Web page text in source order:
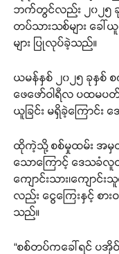
ဘက်တွင်လည်း ၂၀၂၅
တပ်သားသစ်များ ခေါ်ယူ
များ ပြုလုပ်ခဲ့သည်။
ယမန်နှစ် ၂၀၂၅ ခုနှစ်
ဖေဖော်ဝါရီလ ပထမပ
ယူခြင်း မရှိခဲ့ကြောင်း
ထိုကဲ့သို့ စစ်မှုထမ်း အမှတ်
သောကြောင့် ဒေသခံလူ
ကျောင်းသား၊ကျောင်းသူ
လည်း ငွေကြေးနှင့် စ
သည်။
“စစ်တပ်ကခေါ်ရင် ပအို